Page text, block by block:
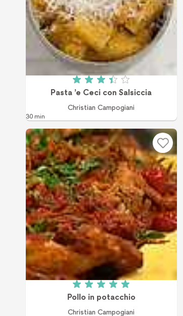
Betyg: 3.4 av 5 (8 röster)
Pasta ’e Ceci con Salsiccia
Christian Campogiani
30 min
Betyg: 5 av 5 (5 röster)
Pollo in potacchio
Christian Campogiani